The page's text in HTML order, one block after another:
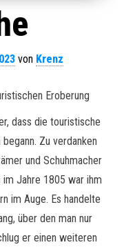
von Krenz
Eroberung
dass die touristische
Zu verdanken
und Schuhmacher
Jahre 1805 war ihm
im Auge. Es handelte
über den man nur
er einen weiteren